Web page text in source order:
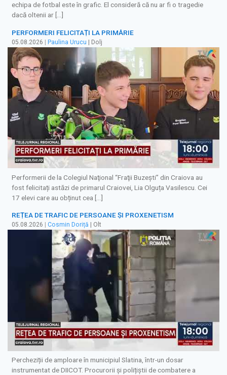
echipa de fotbal este în grafic. El consideră că nu ar fi o tragedie
dacă oltenii ar […]
PERFORMERI FELICITAȚI LA PRIMĂRIE
05.08.2026 Paulina Urucu | Dolj
Performerii de la Colegiul Naţional “Fraţii Buzeşti” din Craiova au
fost felicitați astăzi de primarul Craiovei, Lia Olguța Vasilescu. Cei
17 elevi care au obținut cea […]
REȚEA DE TRAFIC DE PERSOANE ȘI PROXENETISM
05.08.2026 Cosmin Doriță | Olt
Percheziții de amploare în municipiul Slatina, într-un dosar
instrumentat de DIICOT. Procurorii și polițiștii de combatere a